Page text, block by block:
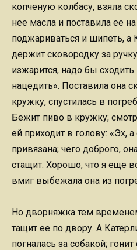
копченую колбасу, взяла
нее масла и поставила ее
поджариваться и шипеть, а
держит сковородку за
изжарится, надо бы
нацедить». Поставила она
кружку, спустилась в
Бежит пиво в кружку;
ей приходит в голову: «Эх,
привязана; чего доброго,
стащит. Хорошо, что я еще
вмиг выбежала она из
Но дворняжка тем
тащит ее по двору. А
погналась за собакой;